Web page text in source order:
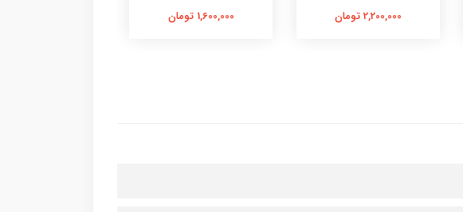
2,200,000 تومان 1,600,000 تومان